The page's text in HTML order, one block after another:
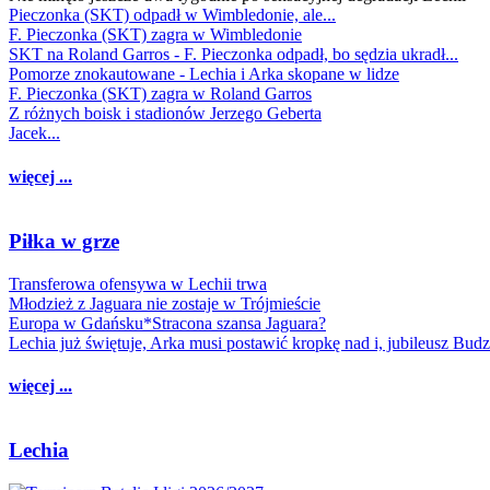
Pieczonka (SKT) odpadł w Wimbledonie, ale...
F. Pieczonka (SKT) zagra w Wimbledonie
SKT na Roland Garros - F. Pieczonka odpadł, bo sędzia ukradł...
Pomorze znokautowane - Lechia i Arka skopane w lidze
F. Pieczonka (SKT) zagra w Roland Garros
Z różnych boisk i stadionów Jerzego Geberta
Jacek...
więcej ...
Piłka w grze
Transferowa ofensywa w Lechii trwa
Młodzież z Jaguara nie zostaje w Trójmieście
Europa w Gdańsku*Stracona szansa Jaguara?
Lechia już świętuje, Arka musi postawić kropkę nad i, jubileusz
więcej ...
Lechia